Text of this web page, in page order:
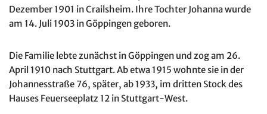
Dezember 1901 in Crailsheim. Ihre Tochter Johanna wurde
am 14. Juli 1903 in Göppingen geboren.
Die Familie lebte zunächst in Göppingen und zog am 26.
April 1910 nach Stuttgart. Ab etwa 1915 wohnte sie in der
Johannesstraße 76, später, ab 1933, im dritten Stock des
Hauses Feuerseeplatz 12 in Stuttgart-West.